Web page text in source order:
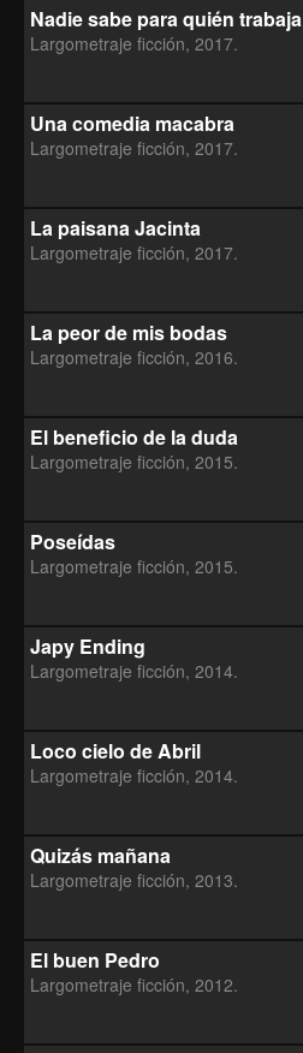
Nadie sabe para quién trabaja
Largometraje ficción, 2017.
Una comedia macabra
Largometraje ficción, 2017.
La paisana Jacinta
Largometraje ficción, 2017.
La peor de mis bodas
Largometraje ficción, 2016.
El beneficio de la duda
Largometraje ficción, 2015.
Poseídas
Largometraje ficción, 2015.
Japy Ending
Largometraje ficción, 2014.
Loco cielo de Abril
Largometraje ficción, 2014.
Quizás mañana
Largometraje ficción, 2013.
El buen Pedro
Largometraje ficción, 2012.